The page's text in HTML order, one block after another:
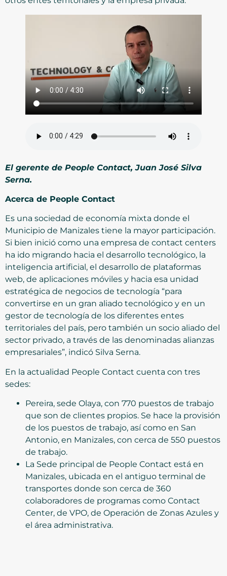
El gerente de People Contact, Juan José Silva
Serna.
Acerca de People Contact
Es una sociedad de economía mixta donde el
Municipio de Manizales tiene la mayor participación.
Si bien inició como una empresa de contact centers
ha ido migrando hacia el desarrollo tecnológico, la
inteligencia artificial, el desarrollo de plataformas
web, de aplicaciones móviles y hacia esa unidad
estratégica de negocios de tecnología “para
convertirse en un gran aliado tecnológico y en un
gestor de tecnología de los diferentes entes
territoriales del país, pero también un socio aliado del
sector privado, a través de las denominadas alianzas
empresariales”, indicó Silva Serna.
En la actualidad People Contact cuenta con tres
sedes:
Pereira, sede Olaya, con 770 puestos de trabajo
que son de clientes propios. Se hace la provisión
de los puestos de trabajo, así como en San
Antonio, en Manizales, con cerca de 550 puestos
de trabajo.
La Sede principal de People Contact está en
Manizales, ubicada en el antiguo terminal de
transportes donde son cerca de 360
colaboradores de programas como Contact
Center, de VPO, de Operación de Zonas Azules y
el área administrativa.